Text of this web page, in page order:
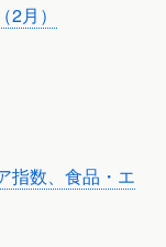
月）
指数、食品・エ